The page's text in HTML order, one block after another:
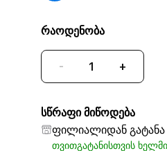
რაოდენობა
- +
სწრაფი მიწოდება
ფილიალიდან გატანა
თვითგატანისთვის